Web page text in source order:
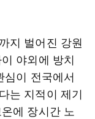
지 벌어진 강원
야외에 방치
이 전국에서
는 지적이 제기
에 장시간 노